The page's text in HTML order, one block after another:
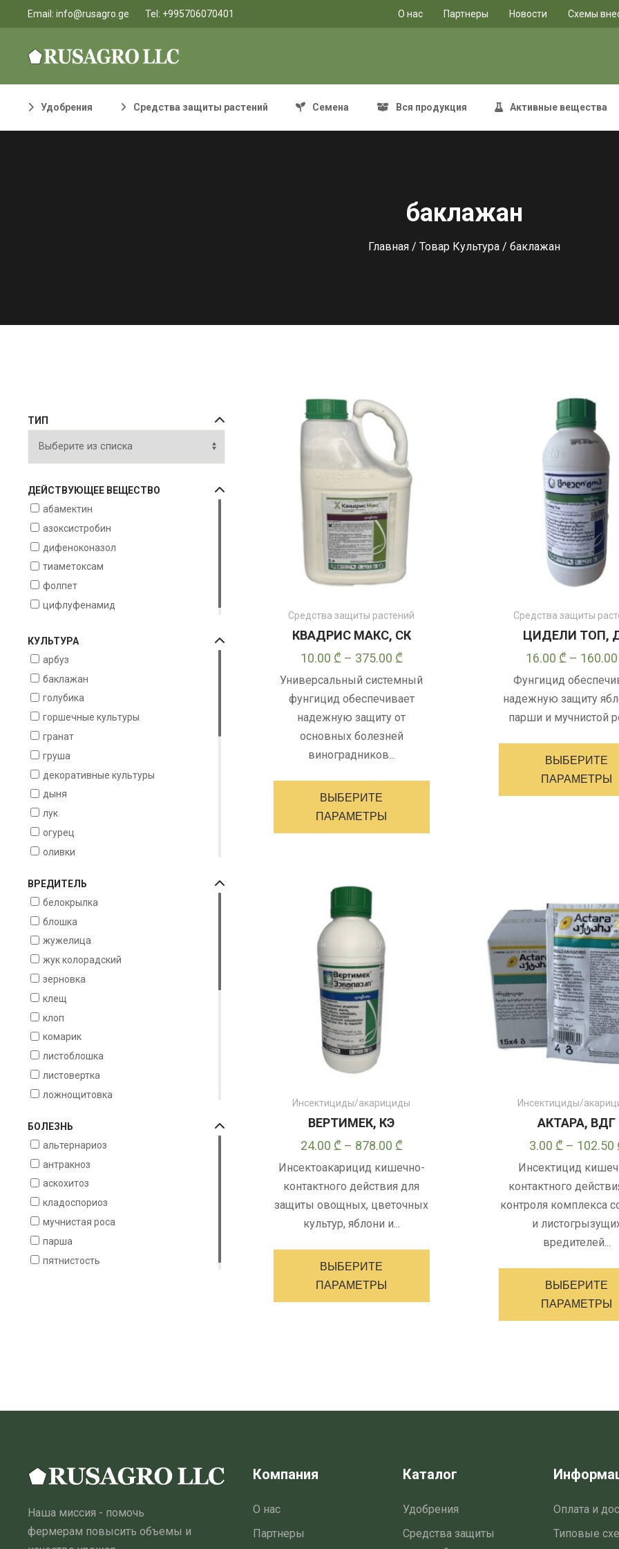
Email: info@rusagro.ge Tel: +995706070401 O нас Партнеры Новости Схемы
Удобрения Средства защиты растений Семена Вся продукция Активные вещества
баклажан
Главная / Товар Культура / баклажан
ТИП
ДЕЙСТВУЮЩЕЕ ВЕЩЕСТВО
абамектин
азоксистробин
дифеноконазол
тиаметоксам
фолпет
цифлуфенамид
КУЛЬТУРА
арбуз
баклажан
голубика
горшечные культуры
гранат
груша
декоративные культуры
дыня
лук
огурец
оливки
роза
томат
фисташки
цитрусовые
ежевика
виноград
горох
капуста
картофель
малина
пшеница
смородина
яблоня
ВРЕДИТЕЛЬ
белокрылка
блошка
жужелица
жук колорадский
зерновка
клещ
клоп
комарик
листоблошка
листовертка
ложнощитовка
моль
муха
плодожорка
почвенная мушка
проволочник
пьявица
тля
трипс
БОЛЕЗНЬ
альтернариоз
антракноз
аскохитоз
кладоспориоз
мучнистая роса
парша
пятнистость
Средства защиты растений
КВАДРИС МАКС, СК
10.00 ₾ – 375.00 ₾Диапазон
цен:
10.00 ₾
–
375.00 ₾
Универсальный системный
фунгицид обеспечивает
надежную защиту от
основных болезней
виноградников...
ВЫБЕРИТЕ
ПАРАМЕТРЫ
Средства защиты
ЦИДЕЛИ ТОП,
16.00 ₾ – 160.00
Фунгицид
надежную защиту
парши и мучнистой
ВЫБЕРИТЕ
ПАРАМЕТРЫ
Инсектициды/акарициды
ВЕРТИМЕК, КЭ
24.00 ₾ – 878.00 ₾Диапазон
цен:
24.00 ₾
–
Инсектоакарицид кишечно-
контактного действия для
защиты овощных, цветочных
культур, яблони и...
ВЫБЕРИТЕ
ПАРАМЕТРЫ
странице
Инсектициды/
АКТАРА, ВДГ
3.00 ₾ – 102.50
Инсектицид
контактного
контроля комплекса
и
вредителей...
ВЫБЕРИТЕ
ПАРАМЕТРЫ
Наша миссия - помочь
фермерам повысить объемы и
Компания
О нас
Партнеры
Каталог
Удобрения
Средства защиты
Оплата и
Типовые